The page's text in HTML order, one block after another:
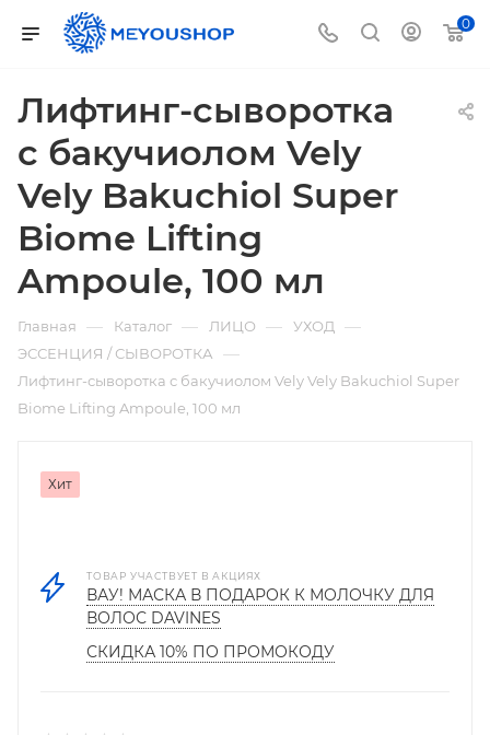
0
Лифтинг-сыворотка
с бакучиолом Vely
Vely Bakuchiol Super
Biome Lifting
Ampoule, 100 мл
Главная — Каталог — ЛИЦО — УХОД —
ЭССЕНЦИЯ / СЫВОРОТКА —
Лифтинг-сыворотка с бакучиолом Vely Vely Bakuchiol Super
Biome Lifting Ampoule, 100 мл
Хит
ТОВАР УЧАСТВУЕТ В АКЦИЯХ
ВАУ! МАСКА В ПОДАРОК К МОЛОЧКУ ДЛЯ
ВОЛОС DAVINES
СКИДКА 10% ПО ПРОМОКОДУ